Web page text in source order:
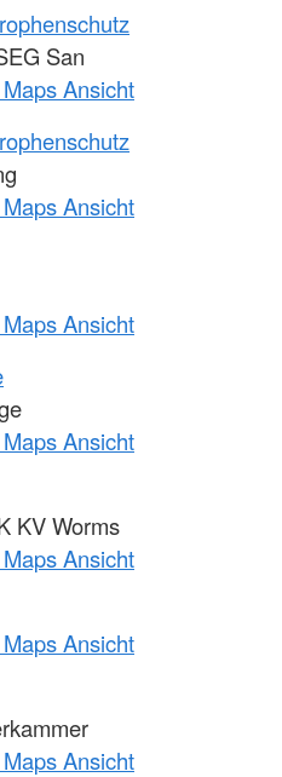
San
Ansicht
Ansicht
Ansicht
Ansicht
KV Worms
Ansicht
Ansicht
Ansicht